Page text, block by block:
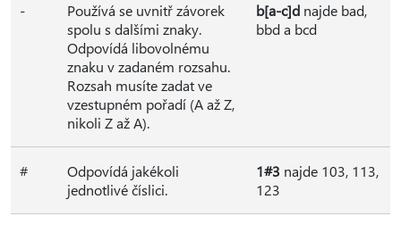
-
Používá se uvnitř závorek
spolu s dalšími znaky.
Odpovídá libovolnému
znaku v zadaném rozsahu.
Rozsah musíte zadat ve
vzestupném pořadí (A až Z,
nikoli Z až A).
b[a-c]d najde bad,
bbd a bcd
#
Odpovídá jakékoli
jednotlivé číslici.
1#3 najde 103, 113,
123